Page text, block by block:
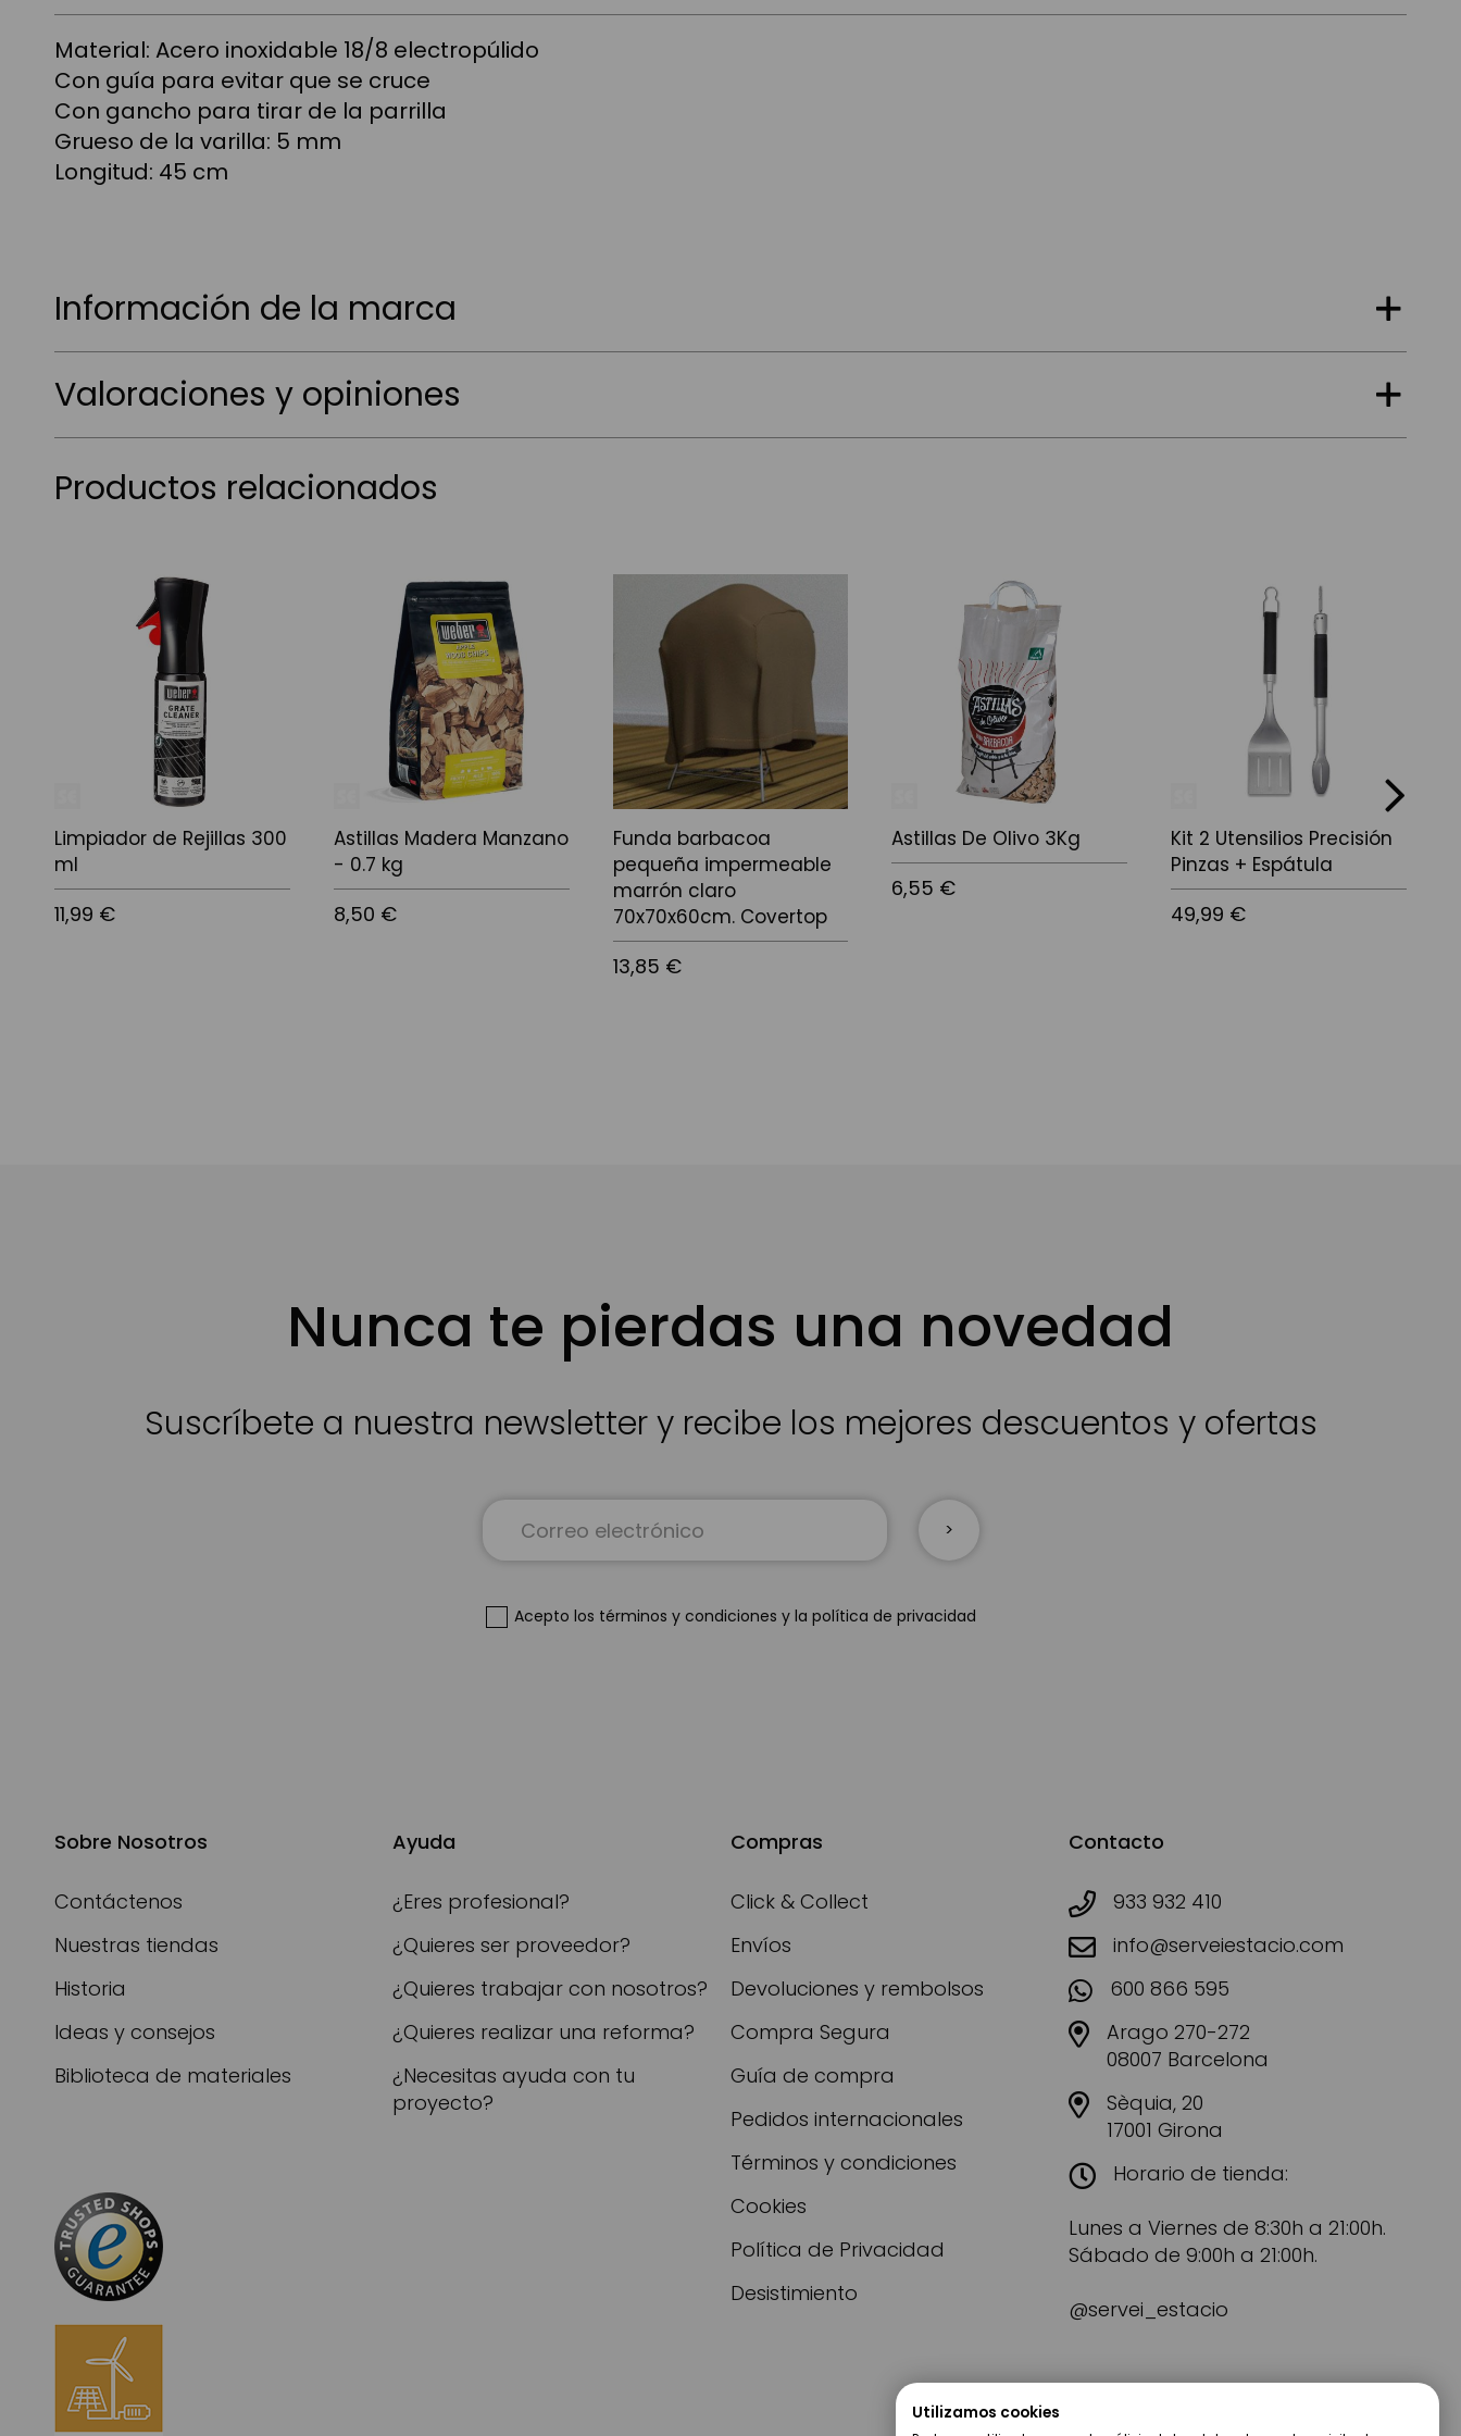
Material: Acero inoxidable 18/8 electropúlido
Con guía para evitar que se cruce
Con gancho para tirar de la parrilla
Grueso de la varilla: 5 mm
Longitud: 45 cm
Información de la marca
Valoraciones y opiniones
Productos relacionados
Limpiador de Rejillas 300
ml
11,99 €
Astillas Madera Manzano
- 0.7 kg
8,50 €
Funda barbacoa
pequeña impermeable
marrón claro
70x70x60cm. Covertop
13,85 €
Astillas De Olivo 3Kg
6,55 €
Kit 2 Utensilios Precisión
Pinzas + Espátula
49,99 €
next
Nunca te pierdas una novedad
Suscríbete a nuestra newsletter y recibe los mejores descuentos y ofertas
a
noticias:
Acepto los términos y condiciones y la política de privacidad
Sobre Nosotros
Contáctenos
Nuestras tiendas
Historia
Ideas y consejos
Biblioteca de materiales
Ayuda
¿Eres profesional?
¿Quieres ser proveedor?
¿Quieres trabajar con nosotros?
¿Quieres realizar una reforma?
¿Necesitas ayuda con tu
proyecto?
Compras
Click & Collect
Envíos
Devoluciones y rembolsos
Compra Segura
Guía de compra
Pedidos internacionales
Términos y condiciones
Cookies
Política de Privacidad
Desistimiento
Contacto
933 932 410
info@serveiestacio.com
600 866 595
Arago 270-272
08007 Barcelona
Sèquia, 20
17001 Girona
Horario de tienda:
Lunes a Viernes de 8:30h a 21:00h.
Sábado de 9:00h a 21:00h.
@servei_estacio
Utilizamos cookies